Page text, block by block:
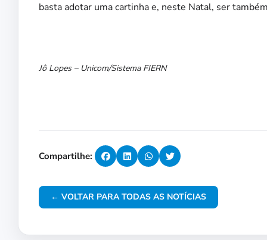
basta adotar uma cartinha e, neste Natal, ser
Jô Lopes – Unicom/Sistema FIERN
Compartilhe:
← VOLTAR PARA TODAS AS NOTÍCIAS